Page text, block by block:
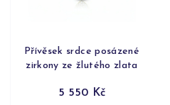
Přívěsek srdce posázené
zirkony ze žlutého zlata
5 550 Kč